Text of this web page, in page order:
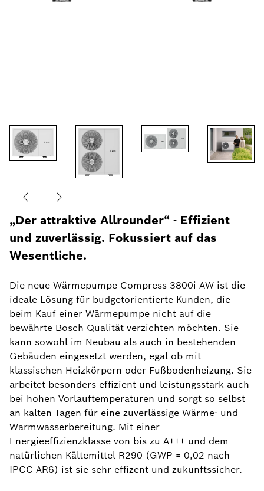
„Der attraktive Allrounder“ - Effizient
und zuverlässig. Fokussiert auf das
Wesentliche.
Die neue Wärmepumpe Compress 3800i AW ist die
ideale Lösung für budgetorientierte Kunden, die
beim Kauf einer Wärmepumpe nicht auf die
bewährte Bosch Qualität verzichten möchten. Sie
kann sowohl im Neubau als auch in bestehenden
Gebäuden eingesetzt werden, egal ob mit
klassischen Heizkörpern oder Fußbodenheizung. Sie
arbeitet besonders effizient und leistungsstark auch
bei hohen Vorlauftemperaturen und sorgt so selbst
an kalten Tagen für eine zuverlässige Wärme- und
Warmwasserbereitung. Mit einer
Energieeffizienzklasse von bis zu A+++ und dem
natürlichen Kältemittel R290 (GWP = 0,02 nach
IPCC AR6) ist sie sehr effizent und zukunftssicher.